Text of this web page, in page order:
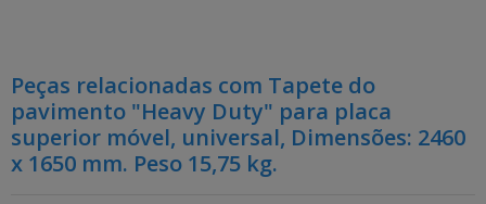
Peças relacionadas com Tapete do
pavimento "Heavy Duty" para placa
superior móvel, universal, Dimensões: 2460
x 1650 mm. Peso 15,75 kg.